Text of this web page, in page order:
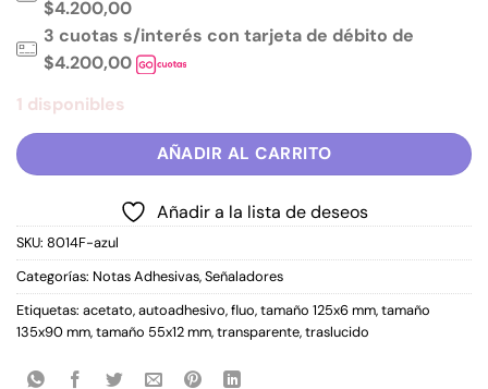
$4.200,00
3 cuotas s/interés con tarjeta de débito de
$4.200,00
1 disponibles
AÑADIR AL CARRITO
Añadir a la lista de deseos
SKU: 8014F-azul
Categorías: Notas Adhesivas,Señaladores
Etiquetas: acetato,autoadhesivo,fluo,tamaño 125x6 mm,tamaño
135x90 mm,tamaño 55x12 mm,transparente,traslucido